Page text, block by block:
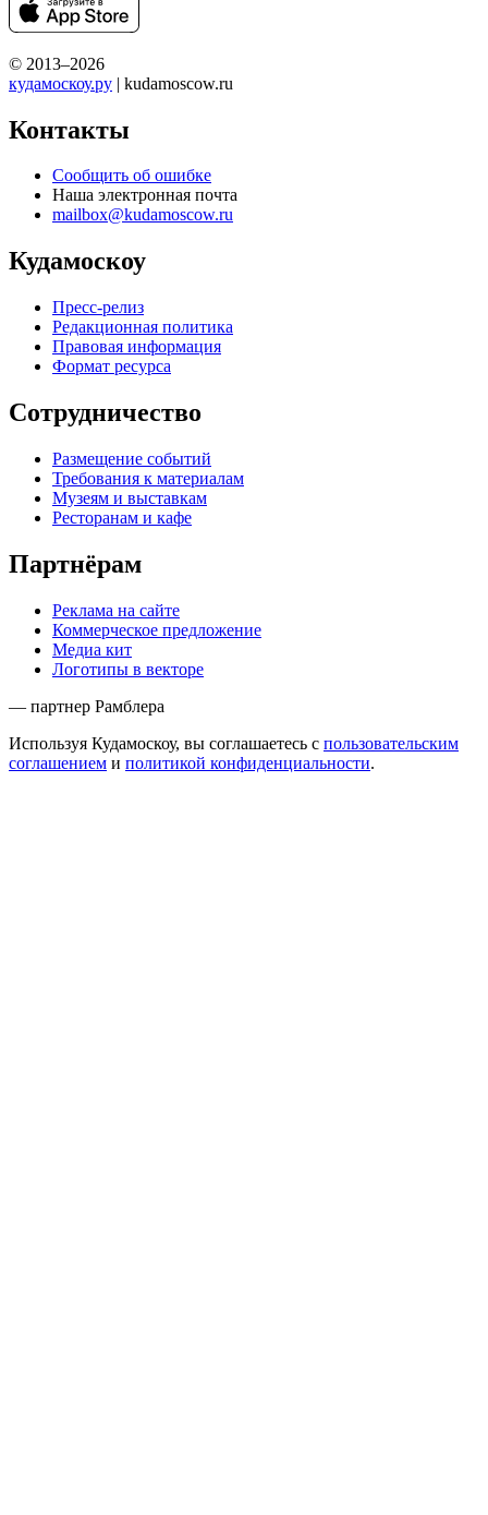
© 2013–2026
кудамоскоу.ру | kudamoscow.ru
Контакты
Сообщить об ошибке
Наша электронная почта
mailbox@kudamoscow.ru
Кудамоскоу
Пресс-релиз
Редакционная политика
Правовая информация
Формат ресурса
Сотрудничество
Размещение событий
Требования к материалам
Музеям и выставкам
Ресторанам и кафе
Партнёрам
Реклама на сайте
Коммерческое предложение
Медиа кит
Логотипы в векторе
— партнер Рамблера
Используя Кудамоскоу, вы соглашаетесь с пользовательским
соглашением и политикой конфиденциальности.